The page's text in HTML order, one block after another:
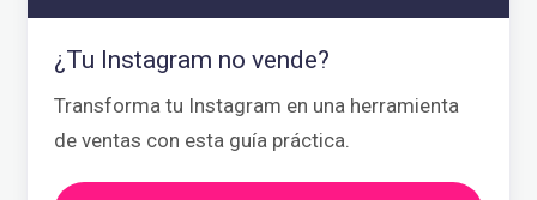
¿Tu Instagram no vende?
Transforma tu Instagram en una herramienta
de ventas con esta guía práctica.